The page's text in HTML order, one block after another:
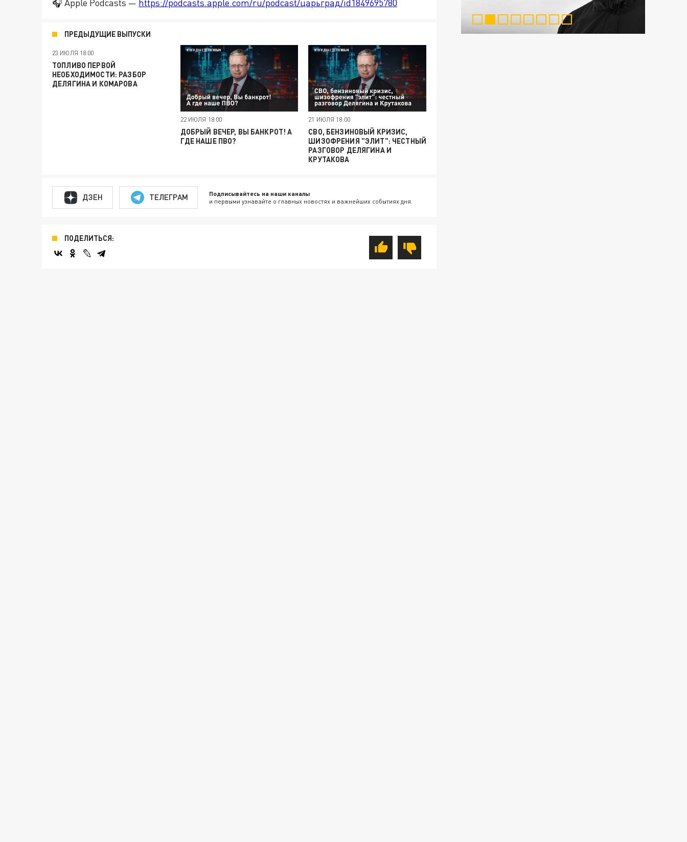
🎧 Apple Podcasts — https://podcasts.apple.com/ru/podcast/царьград/id1849695780
ПРЕДЫДУЩИЕ ВЫПУСКИ
23 ИЮЛЯ 18:00
ТОПЛИВО ПЕРВОЙ
НЕОБХОДИМОСТИ: РАЗБОР
ДЕЛЯГИНА И КОМАРОВА
22 ИЮЛЯ 18:00
ДОБРЫЙ ВЕЧЕР, ВЫ БАНКРОТ! А
ГДЕ НАШЕ ПВО?
21 ИЮЛЯ 18:00
СВО, БЕНЗИНОВЫЙ КРИЗИС,
ШИЗОФРЕНИЯ "ЭЛИТ": ЧЕСТНЫЙ
РАЗГОВОР ДЕЛЯГИНА И
КРУТАКОВА
ДЗЕН ТЕЛЕГРАМ Подписывайтесь на наши каналы
и первыми узнавайте о главных новостях и важнейших событиях дня.
ПОДЕЛИТЬСЯ: